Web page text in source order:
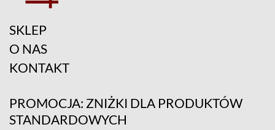
SKLEP
O NAS
KONTAKT
PROMOCJA: ZNIŻKI DLA PRODUKTÓW
STANDARDOWYCH